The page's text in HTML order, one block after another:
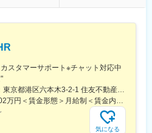
スタマーサポート※チャット対応中
＜勤務地詳細＞本社住所：東京都港区六本木3-2-1 住友不動産六本木グランドタワー勤務地最寄駅：東京メトロ南北線／六本木一丁目駅受動喫煙対策：屋内全面禁煙変更の範囲：会社の定める事業所（リモートワーク含む）
＜予定年収＞406万円～602万円＜賃金形態＞月給制＜賃金内訳＞月額（基本給）：212,480円～315,200円その他固定手当/月：5,000円固定残業手当/月：77,520円～114,800円（固定残業時間45時間0分/月）超過した時間外労働の残業手当は追加支給＜月給＞295,000円～435,000円（一律手当を含む）＜昇給有無＞有＜残業手当＞有賃金はあくまでも目安の金額であり、選考を通じて上下する可能性があります。月給(月額)は固定手当を含めた表記です。
気になる